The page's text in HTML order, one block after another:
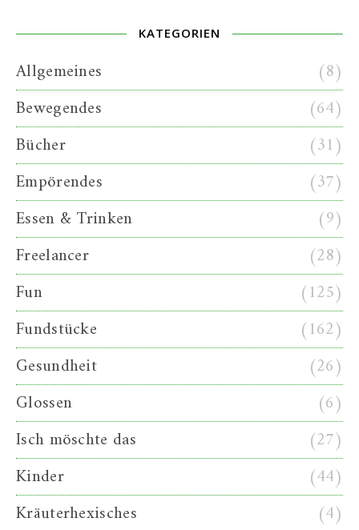
KATEGORIEN
Allgemeines
(8)
Bewegendes
(64)
Bücher
(31)
Empörendes
(37)
Essen & Trinken
(9)
Freelancer
(28)
Fun
(125)
Fundstücke
(162)
Gesundheit
(26)
Glossen
(6)
Isch möschte das
(27)
Kinder
(44)
Kräuterhexisches
(4)